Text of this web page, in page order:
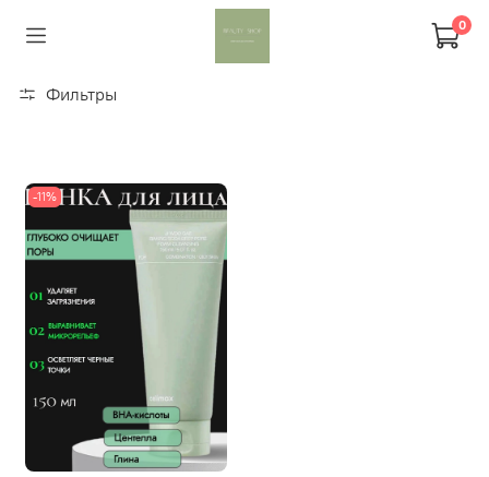
0
Фильтры
-11%